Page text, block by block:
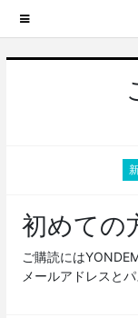
初めての
ご購読には
メールアドレスと